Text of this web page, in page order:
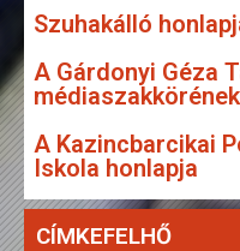
Szuhakálló
A Gárdonyi Géza
A Kazincbarcikai
Iskola honlapja
CÍMKEFELHŐ